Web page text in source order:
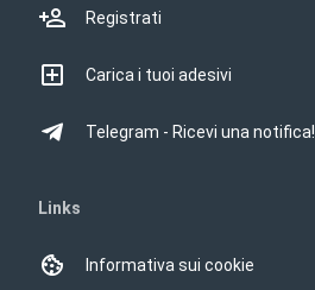
Registrati
Carica i tuoi adesivi
Telegram - Ricevi una notifica!
Links
Informativa sui cookie